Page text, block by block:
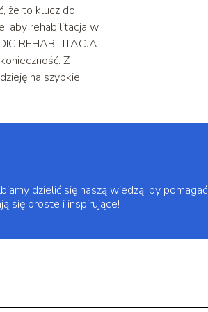
że to klucz do
aby rehabilitacja w
REHABILITACJA
Z
na szybkie,
dzielić się naszą wiedzą, by pomagać
się proste i inspirujące!